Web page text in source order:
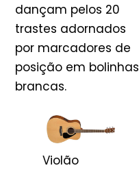
dançam pelos 20
trastes adornados
por marcadores de
posição em bolinhas
brancas.
Violão